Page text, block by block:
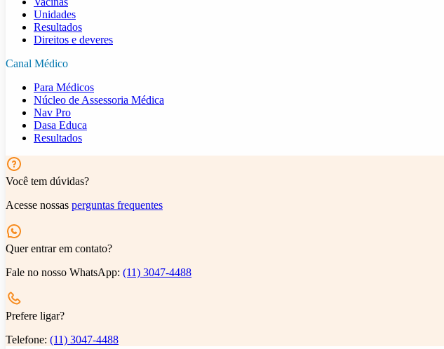
Unidades
Resultados
Direitos e deveres
Canal Médico
Para Médicos
Núcleo de Assessoria Médica
Nav Pro
Dasa Educa
Resultados
Você tem dúvidas?
Acesse nossas perguntas frequentes
Quer entrar em contato?
Fale no nosso WhatsApp: (11) 3047-4488
Prefere ligar?
Telefone: (11) 3047-4488